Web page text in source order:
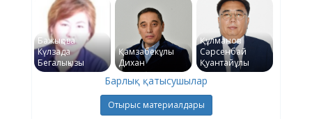
Бажықова
Күлзада
Бегалықызы
Қамзабекұлы
Дихан
Құлманов
Сәрсенбай
Қуантайұлы
Барлық қатысушылар
Отырыс материалдары